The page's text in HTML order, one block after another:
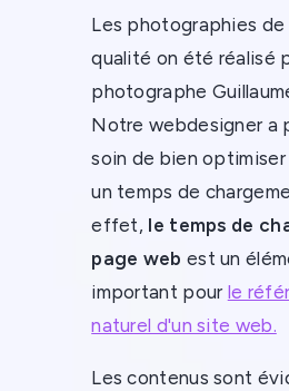
Les photographies
qualité on été réalisé
photographe
Notre webdesigner a
soin de bien optimiser
un temps de
effet, le temps de
page web est un
important pour le
naturel d'un site web.
Les contenus sont